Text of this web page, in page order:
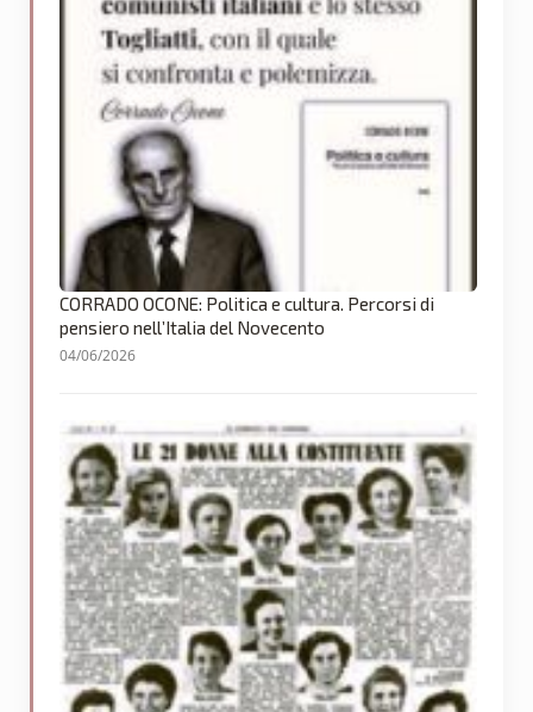
CORRADO OCONE: Politica e cultura. Percorsi di
pensiero nell’Italia del Novecento
04/06/2026